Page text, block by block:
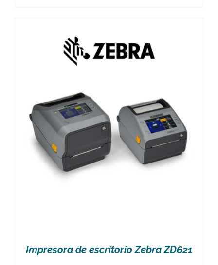
Impresora de escritorio Zebra ZD621